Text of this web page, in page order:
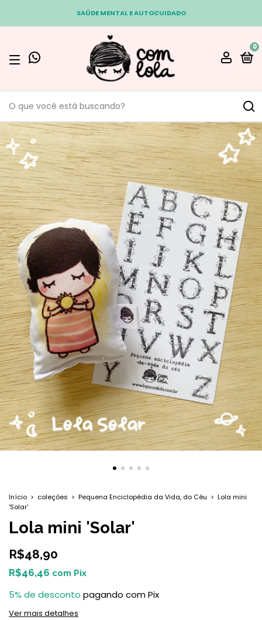
SAÚDE MENTAL E AUTOCUIDADO
0
Início > coleções > Pequena Enciclopédia da Vida, do Céu > Lola mini
'Solar'
Lola mini 'Solar'
R$48,90
R$46,46 com Pix
5% de desconto pagando com Pix
Ver mais detalhes